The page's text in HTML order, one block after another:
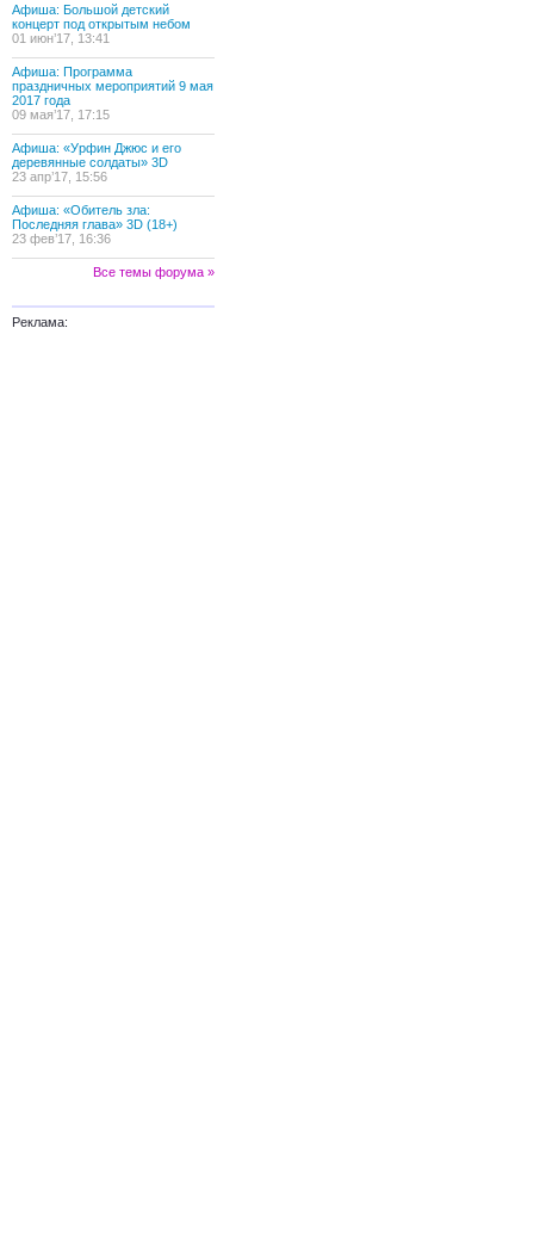
Афиша: Большой детский
концерт под открытым небом
01 июн’17, 13:41
Афиша: Программа
праздничных мероприятий 9 мая
2017 года
09 мая’17, 17:15
Афиша: «Урфин Джюс и его
деревянные солдаты» 3D
23 апр’17, 15:56
Афиша: «Обитель зла:
Последняя глава» 3D (18+)
23 фев’17, 16:36
Все темы форума »
Реклама: